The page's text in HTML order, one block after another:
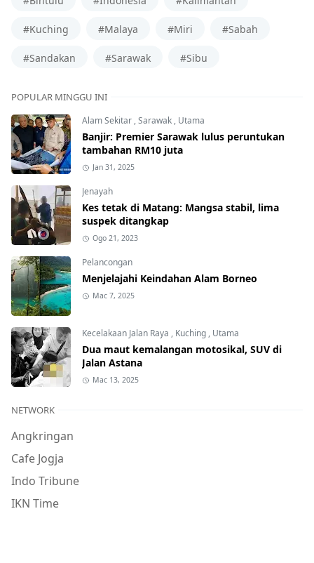
#Kuching #Malaya #Miri #Sabah
#Sandakan #Sarawak #Sibu
POPULAR MINGGU INI
Alam Sekitar,Sarawak, Utama
Banjir: Premier Sarawak lulus peruntukan
tambahan RM10 juta
Jan 31, 2025
Jenayah
Kes tetak di Matang: Mangsa stabil, lima
suspek ditangkap
Ogo 21, 2023
Pelancongan
Menjelajahi Keindahan Alam Borneo
Mac 7, 2025
Kecelakaan Jalan Raya , Kuching, Utama
Dua maut kemalangan motosikal, SUV di
Jalan Astana
Mac 13, 2025
NETWORK
Angkringan
Cafe Jogja
Indo Tribune
IKN Time